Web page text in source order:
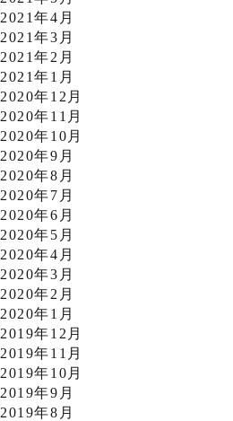
2021年4月
2021年3月
2021年2月
2021年1月
2020年12月
2020年11月
2020年10月
2020年9月
2020年8月
2020年7月
2020年6月
2020年5月
2020年4月
2020年3月
2020年2月
2020年1月
2019年12月
2019年11月
2019年10月
2019年9月
2019年8月